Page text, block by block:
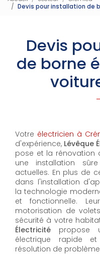
Devis pour installation de
Devis
de borne
Votre électricien à
d'expérience, Lévêque
pose et la rénovation
une installation
actuelles. En plus de
dans l'installation
la technologie
et fonctionnelle.
motorisation de
sécurité à votre
Électricité propose
électrique rapide
résolution de